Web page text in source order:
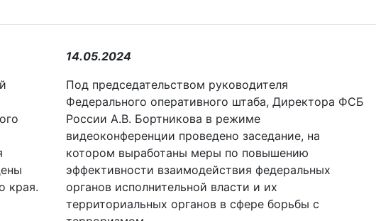
края.
14.05.2024
Под председательством руководителя
Федерального оперативного штаба, Директора ФСБ
России А.В. Бортникова в режиме
видеоконференции проведено заседание, на
котором выработаны меры по повышению
эффективности взаимодействия федеральных
органов исполнительной власти и их
территориальных органов в сфере борьбы с